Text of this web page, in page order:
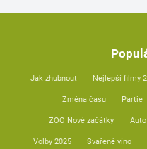
Jak zhubnout Nejlepší filmy
Změna času Partie
ZOO Nové začátky
Volby 2025 Svařené víno